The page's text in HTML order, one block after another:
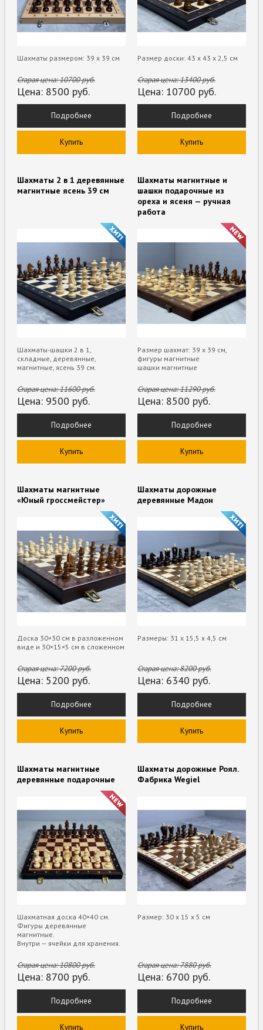
Шахматы размером: 39 х 39 см
Старая цена:10700руб.
Цена: 8500 руб.
Подробнее
Купить
Размер доски: 43 х 43 х 2,5 см
Старая цена:13400руб.
Цена: 10700 руб.
Подробнее
Купить
Шахматы 2 в 1 деревянные
магнитные ясень 39 см
Шахматы-шашки 2 в 1,
складные, деревянные,
магнитные, ясень 39 см.
Старая цена:11600руб.
Цена: 9500 руб.
Подробнее
Купить
Шахматы магнитные и
шашки подарочные из
ореха и ясеня — ручная
работа
Размер шахмат: 39 х 39 см,
фигуры магнитные
шашки магнитные
Старая цена:11290руб.
Цена: 8500 руб.
Подробнее
Купить
Шахматы магнитные
«Юный гроссмейстер»
Доска 30×30 см в разложенном
виде и 30×15×5 см в сложенном
Старая цена:7200руб.
Цена: 5200 руб.
Подробнее
Купить
Шахматы дорожные
деревянные Мадон
Размеры: 31 х 15,5 х 4,5 см
Старая цена:8200руб.
Цена: 6340 руб.
Подробнее
Купить
Шахматы магнитные
деревянные подарочные
Шахматная доска 40×40 см.
Фигуры деревянные
магнитные.
Внутри — ячейки для хранения.
Старая цена:10800руб.
Цена: 8700 руб.
Подробнее
Купить
Шахматы дорожные Роял.
Фабрика Wegiel
Размер: 30 х 15 х 5 см
Старая цена:7880руб.
Цена: 6700 руб.
Подробнее
Купить